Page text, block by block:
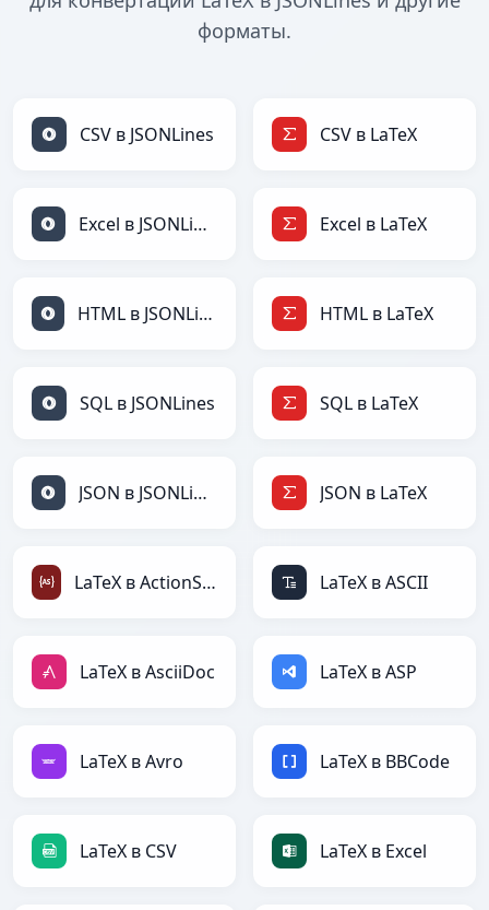
форматы.
CSV в JSONLines CSV в LaTeX
Excel в JSONLines Excel в LaTeX
HTML в JSONLines HTML в LaTeX
SQL в JSONLines SQL в LaTeX
JSON в JSONLines JSON в LaTeX
LaTeX в ActionScript LaTeX в ASCII
LaTeX в AsciiDoc LaTeX в ASP
LaTeX в Avro LaTeX в BBCode
LaTeX в CSV LaTeX в Excel